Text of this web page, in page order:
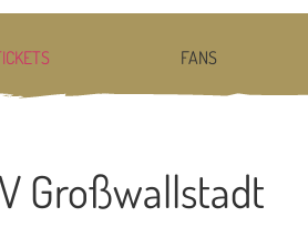
FANS
Großwallstadt